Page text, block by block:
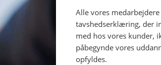
Alle vores
tavshedserklæring, der
med hos vores kunder,
påbegynde vores
opfyldes.